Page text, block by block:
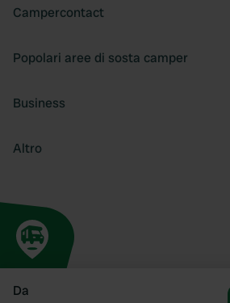
Da
Campercontact
Popolari aree di sosta camper
Business
Altro